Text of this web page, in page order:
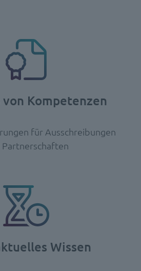
von Kompetenzen
für Ausschreibungen
Partnerschaften
Wissen